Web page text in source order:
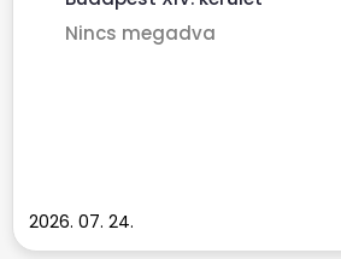
Nincs megadva
2026. 07. 24.